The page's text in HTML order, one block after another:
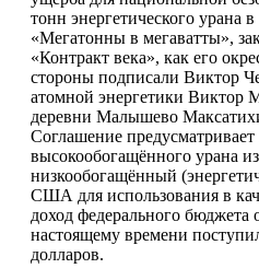
тонн энергетического урана
«Мегатонны в мегаватты»,
«Контракт века», как его
стороны подписали Виктор
атомной энергетики Виктор
деревни Малышево
Соглашение предусматривает
высокообогащённого урана
низкообогащённый
США для использования в
доход федерального бюджета
настоящему времени
долларов.